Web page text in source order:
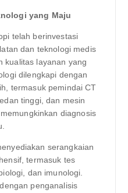
yang Maju
telah berinvestasi
dan teknologi medis
kualitas layanan yang
dilengkapi dengan
termasuk pemindai CT
tinggi, dan mesin
diagnosis
serangkaian
termasuk tes
dan imunologi.
penganalisis